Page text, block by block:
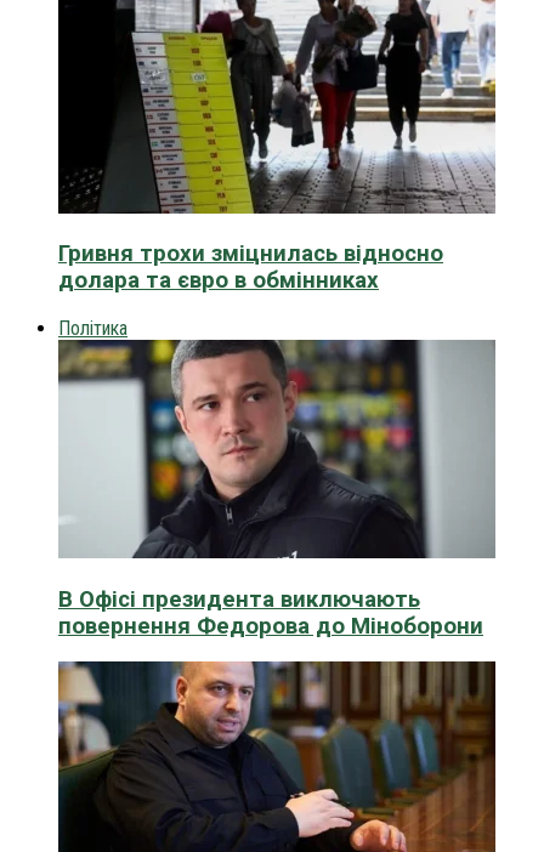
Гривня трохи зміцнилась відносно
долара та євро в обмінниках
Політика
В Офісі президента виключають
повернення Федорова до Міноборони